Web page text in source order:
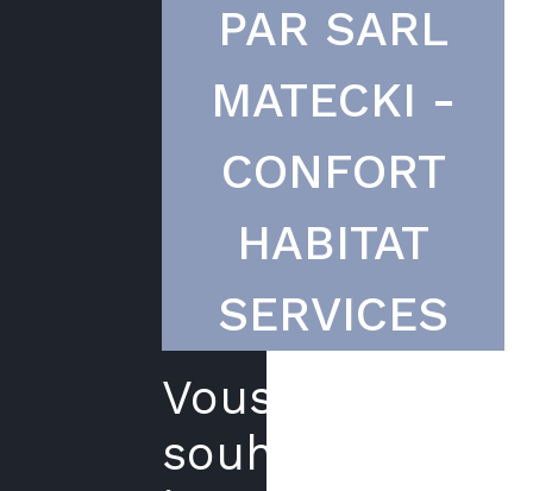
PAR SARL
MATECKI -
CONFORT
HABITAT
SERVICES
Vous
souhaitez